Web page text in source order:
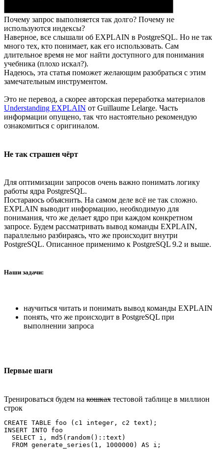
Почему запрос выполняется так долго? Почему не
используются индексы?
Наверное, все слышали об EXPLAIN в PostgreSQL. Но не так
много тех, кто понимает, как его использовать. Сам
длительное время не мог найти доступного для понимания
учебника (плохо искал?).
Надеюсь, эта статья поможет желающим разобраться с этим
замечательным инструментом.
Это не перевод, а скорее авторская переработка материалов
Understanding EXPLAIN от Guillaume Lelarge. Часть
информации опущено, так что настоятельно рекомендую
ознакомиться с оригиналом.
Не так страшен чёрт
Для оптимизации запросов очень важно понимать логику
работы ядра PostgreSQL.
Постараюсь объяснить. На самом деле всё не так сложно.
EXPLAIN выводит информацию, необходимую для
понимания, что же делает ядро при каждом конкретном
запросе. Будем рассматривать вывод команды EXPLAIN,
параллельно разбираясь, что же происходит внутри
PostgreSQL. Описанное применимо к PostgreSQL 9.2 и выше.
Наши задачи:
научиться читать и понимать вывод команды EXPLAIN
понять, что же происходит в PostgreSQL при
выполнении запроса
Первые шаги
Тренироваться будем на кошках тестовой таблице в миллион
строк
CREATE TABLE foo (c1 integer, c2 text);
INSERT INTO foo
  SELECT i, md5(random()::text)
  FROM generate_series(1, 1000000) AS i;